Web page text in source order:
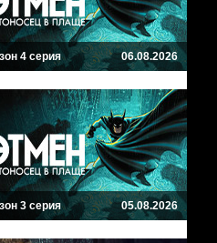
4 серия 06.08.2026
3 серия 05.08.2026